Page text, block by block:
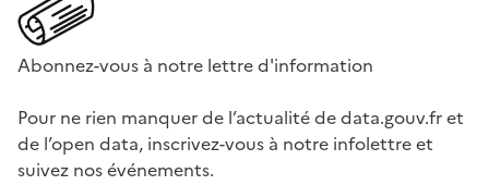
Abonnez-vous à notre lettre d'information
Pour ne rien manquer de l’actualité de data.gouv.fr et
de l’open data, inscrivez-vous à notre infolettre et
suivez nos événements.